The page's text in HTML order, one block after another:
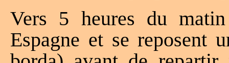
Vers 5 heures du
Espagne et se reposent